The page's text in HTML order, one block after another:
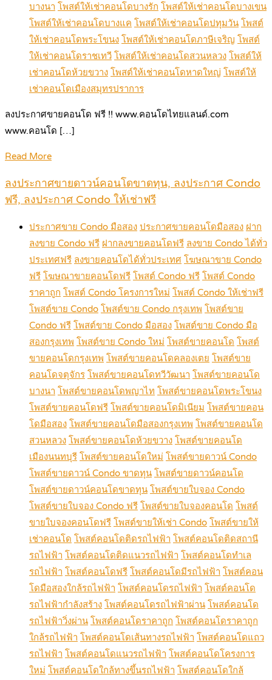
บางนา โพสต์ให้เช่าคอนโดบางรัก โพสต์ให้เช่าคอนโดบางเขน
โพสต์ให้เช่าคอนโดบางแค โพสต์ให้เช่าคอนโดปทุมวัน โพสต์
ให้เช่าคอนโดพระโขนง โพสต์ให้เช่าคอนโดภาษีเจริญ โพสต์
ให้เช่าคอนโดราชเทวี โพสต์ให้เช่าคอนโดสวนหลวง โพสต์ให้
เช่าคอนโดห้วยขวาง โพสต์ให้เช่าคอนโดหาดใหญ่ โพสต์ให้
เช่าคอนโดเมืองสมุทรปราการ
ลงประกาศขายคอนโด ฟรี !! www.คอนโดไทยแลนด์.com
www.คอนโด […]
Read More
ลงประกาศขายดาวน์คอนโดขาดทุน, ลงประกาศ Condo
ฟรี, ลงประกาศ Condo ให้เช่าฟรี
ประกาศขาย Condo มือสอง ประกาศขายคอนโดมือสอง ฝาก
ลงขาย Condo ฟรี ฝากลงขายคอนโดฟรี ลงขาย Condo ได้ทั่ว
ประเทศฟรี ลงขายคอนโดได้ทั่วประเทศ โฆษณาขาย Condo
ฟรี โฆษณาขายคอนโดฟรี โพสต์ Condo ฟรี โพสต์ Condo
ราคาถูก โพสต์ Condo โครงการใหม่ โพสต์ Condo ให้เช่าฟรี
โพสต์ขาย Condo โพสต์ขาย Condo กรุงเทพ โพสต์ขาย
Condo ฟรี โพสต์ขาย Condo มือสอง โพสต์ขาย Condo มือ
สองกรุงเทพ โพสต์ขาย Condo ใหม่ โพสต์ขายคอนโด โพสต์
ขายคอนโดกรุงเทพ โพสต์ขายคอนโดคลองเตย โพสต์ขาย
คอนโดจตุจักร โพสต์ขายคอนโดทวีวัฒนา โพสต์ขายคอนโด
บางนา โพสต์ขายคอนโดพญาไท โพสต์ขายคอนโดพระโขนง
โพสต์ขายคอนโดฟรี โพสต์ขายคอนโดมิเนียม โพสต์ขายคอน
โดมือสอง โพสต์ขายคอนโดมือสองกรุงเทพ โพสต์ขายคอนโด
สวนหลวง โพสต์ขายคอนโดห้วยขวาง โพสต์ขายคอนโด
เมืองนนทบุรี โพสต์ขายคอนโดใหม่ โพสต์ขายดาวน์ Condo
โพสต์ขายดาวน์ Condo ขาดทุน โพสต์ขายดาวน์คอนโด
โพสต์ขายดาวน์คอนโดขาดทุน โพสต์ขายใบจอง Condo
โพสต์ขายใบจอง Condo ฟรี โพสต์ขายใบจองคอนโด โพสต์
ขายใบจองคอนโดฟรี โพสต์ขายให้เช่า Condo โพสต์ขายให้
เช่าคอนโด โพสต์คอนโดติดรถไฟฟ้า โพสต์คอนโดติดสถานี
รถไฟฟ้า โพสต์คอนโดติดแนวรถไฟฟ้า โพสต์คอนโดทำเล
รถไฟฟ้า โพสต์คอนโดฟรี โพสต์คอนโดมีรถไฟฟ้า โพสต์คอน
โดมือสองใกล้รถไฟฟ้า โพสต์คอนโดรถไฟฟ้า โพสต์คอนโด
รถไฟฟ้ากำลังสร้าง โพสต์คอนโดรถไฟฟ้าผ่าน โพสต์คอนโด
รถไฟฟ้าวิ่งผ่าน โพสต์คอนโดราคาถูก โพสต์คอนโดราคาถูก
ใกล้รถไฟฟ้า โพสต์คอนโดเส้นทางรถไฟฟ้า โพสต์คอนโดแถว
รถไฟฟ้า โพสต์คอนโดแนวรถไฟฟ้า โพสต์คอนโดโครงการ
ใหม่ โพสต์คอนโดใกล้ทางขึ้นรถไฟฟ้า โพสต์คอนโดใกล้